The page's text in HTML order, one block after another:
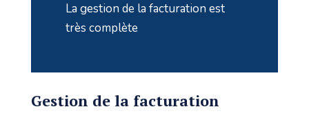
La gestion de la facturation est
très complète
Gestion de la facturation